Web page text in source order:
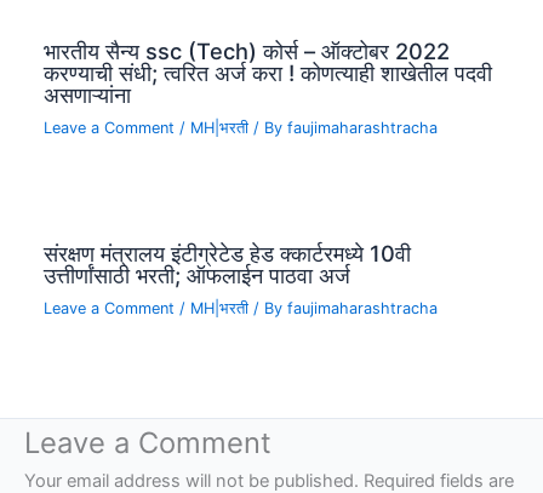
भारतीय सैन्य ssc (Tech) कोर्स – ऑक्टोबर 2022
करण्याची संधी; त्वरित अर्ज करा ! कोणत्याही शाखेतील पदवी
असणाऱ्यांना
Leave a Comment / MH|भरती / Byfaujimaharashtracha
संरक्षण मंत्रालय इंटीग्रेटेड हेड क्कार्टरमध्ये 10वी
उत्तीर्णांसाठी भरती; ऑफलाईन पाठवा अर्ज
Leave a Comment / MH|भरती / Byfaujimaharashtracha
Leave a Comment
Your email address will not be published. Required fields are